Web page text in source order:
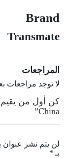
Brand
Transmate
المراجعات
لا توجد مراجعات
China”
لن يتم نشر عنوان
بـ *